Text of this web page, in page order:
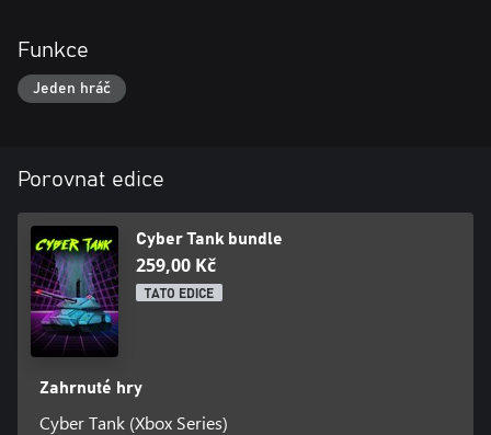
Funkce
Jeden hráč
Porovnat edice
Cyber Tank bundle
259,00 Kč
TATO EDICE
Zahrnuté hry
Cyber Tank (Xbox Series)